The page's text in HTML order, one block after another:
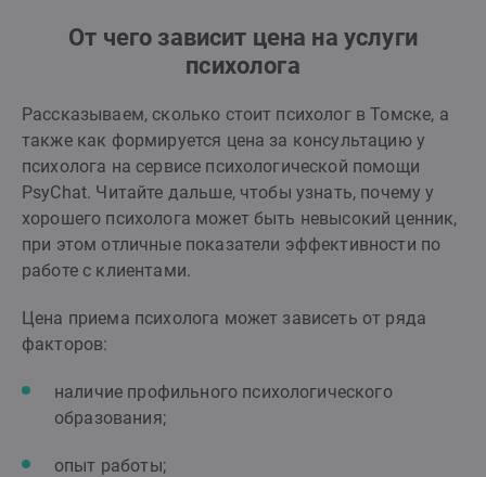
От чего зависит цена на услуги
психолога
Рассказываем, сколько стоит психолог в Томске, а
также как формируется цена за консультацию у
психолога на сервисе психологической помощи
PsyChat. Читайте дальше, чтобы узнать, почему у
хорошего психолога может быть невысокий ценник,
при этом отличные показатели эффективности по
работе с клиентами.
Цена приема психолога может зависеть от ряда
факторов:
наличие профильного психологического
образования;
опыт работы;